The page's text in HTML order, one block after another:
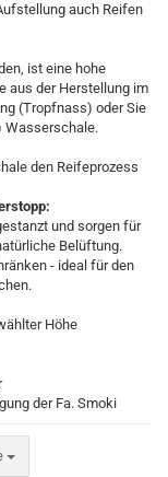
auch Reifen
ist eine hohe
aus der Herstellung im
(Tropfnass) oder Sie
Wasserschale.
den Reifeprozess
und sorgen für
Belüftung.
- ideal für den
Höhe
der Fa. Smoki